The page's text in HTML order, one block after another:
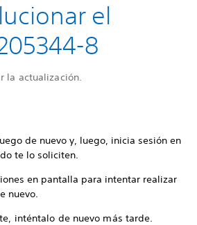
el
8
la actualización.
de nuevo y, luego, inicia sesión en
te lo soliciten.
en pantalla para intentar realizar
nuevo.
inténtalo de nuevo más tarde.